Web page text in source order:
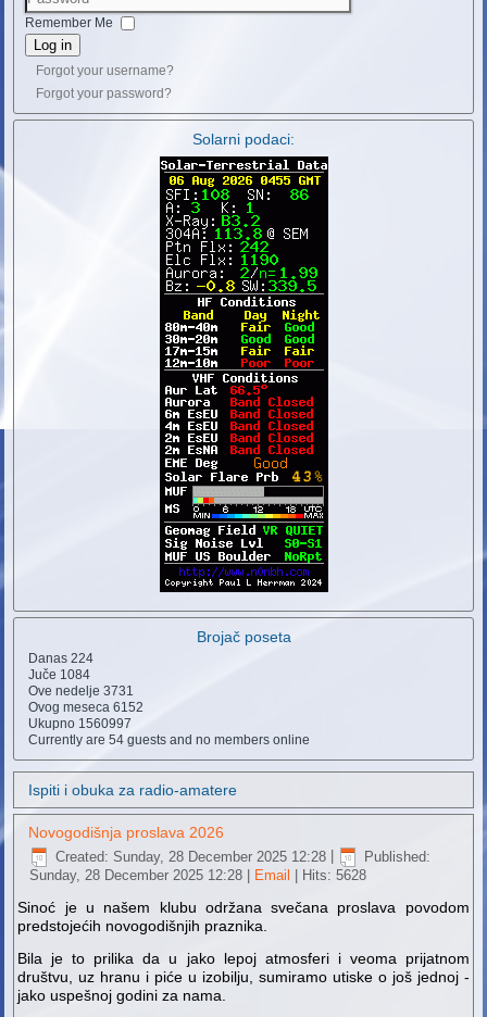
Remember Me
Log in
Forgot your username?
Forgot your password?
Solarni podaci:
Brojač poseta
Danas224
Juče 1084
Ove nedelje3731
Ovog meseca6152
Ukupno 1560997
Currently are 54 guests and no members online
Ispiti i obuka za radio-amatere
Novogodišnja proslava 2026
Created: Sunday, 28 December 2025 12:28
Published:
Sunday, 28 December 2025 12:28
Email | Hits: 5628
Sinoć je u našem klubu održana svečana proslava povodom
predstojećih novogodišnjih praznika.
Bila je to prilika da u jako lepoj atmosferi i veoma prijatnom
društvu, uz hranu i piće u izobilju, sumiramo utiske o još jednoj -
jako uspešnoj godini za nama.